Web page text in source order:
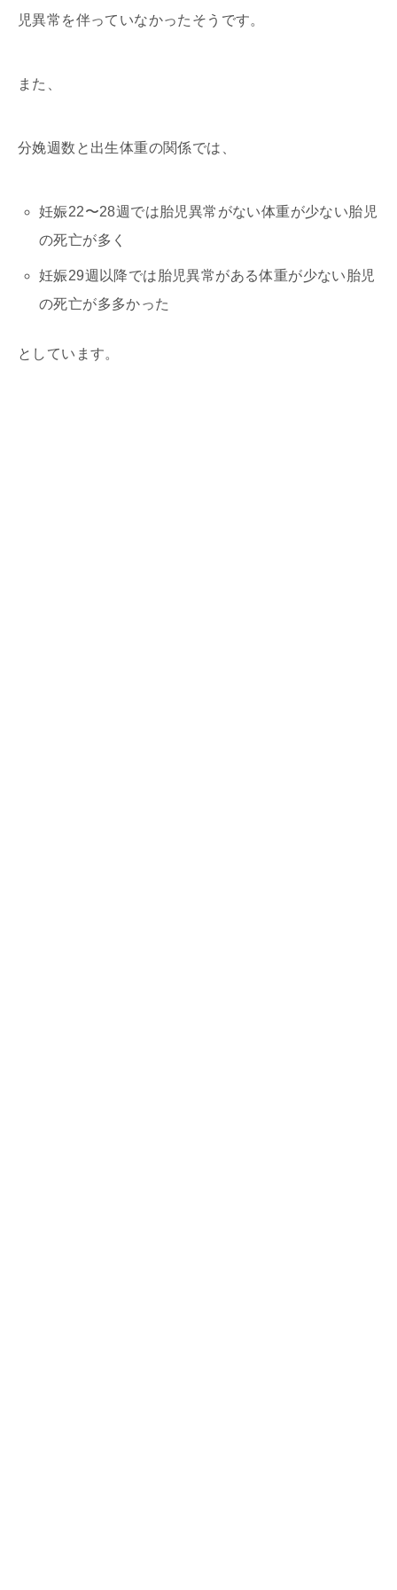
児異常を伴っていなかったそうです。
また、
分娩週数と出生体重の関係では、
妊娠22〜28週では胎児異常がない体重が少ない胎児
の死亡が多く
妊娠29週以降では胎児異常がある体重が少ない胎児
の死亡が多多かった
としています。